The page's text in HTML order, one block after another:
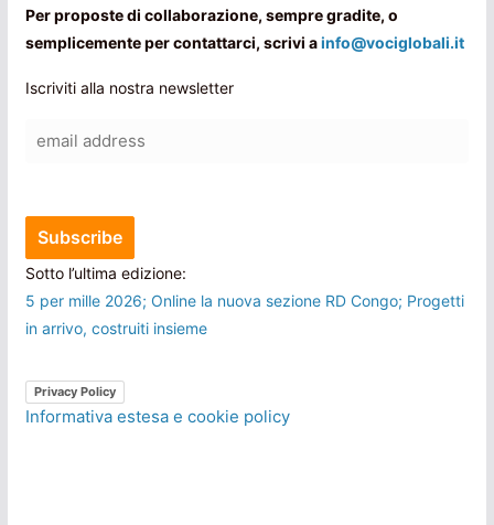
Per proposte di collaborazione, sempre gradite, o
semplicemente per contattarci, scrivi ainfo@vociglobali.it
Iscriviti alla nostra newsletter
Sotto l’ultima edizione:
5 per mille 2026; Online la nuova sezione RD Congo; Progetti
in arrivo, costruiti insieme
Privacy Policy
Informativa estesa e cookie policy